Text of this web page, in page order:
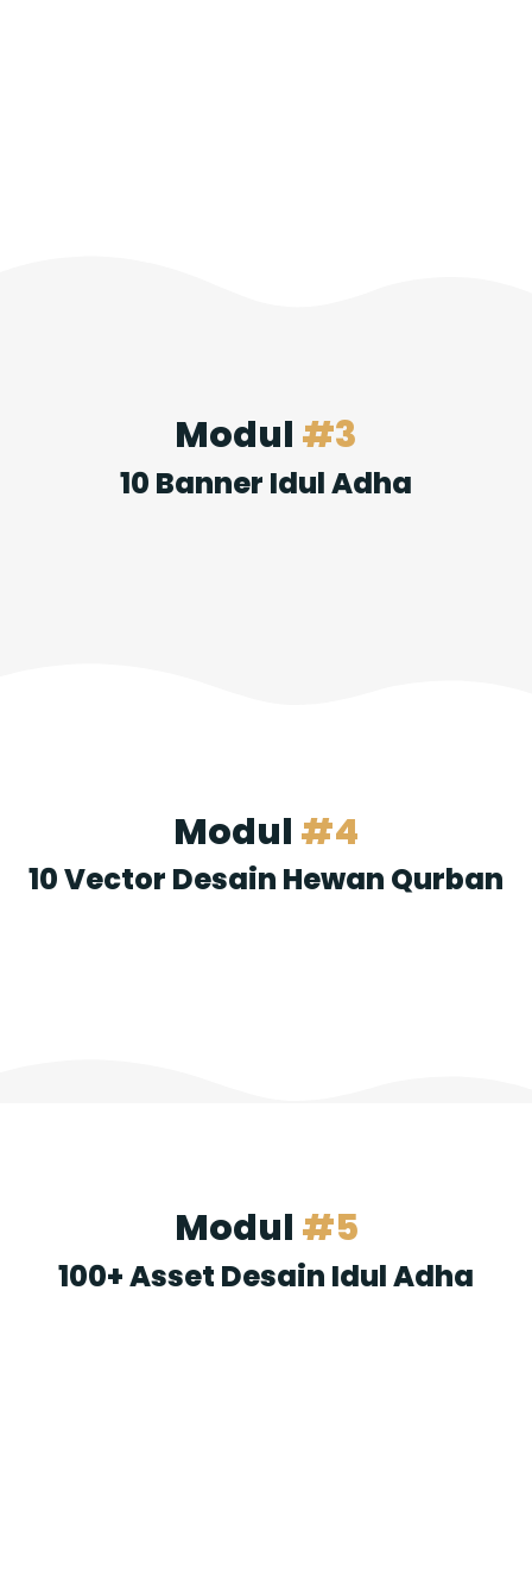
Modul #3
10 Banner Idul Adha
Modul #4
10 Vector Desain Hewan Qurban
Modul #5
100+ Asset Desain Idul Adha